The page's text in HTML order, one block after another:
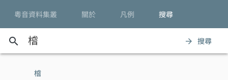
粵音資料集叢 關於 凡例 搜尋
search arrow_forward 搜尋
㮷